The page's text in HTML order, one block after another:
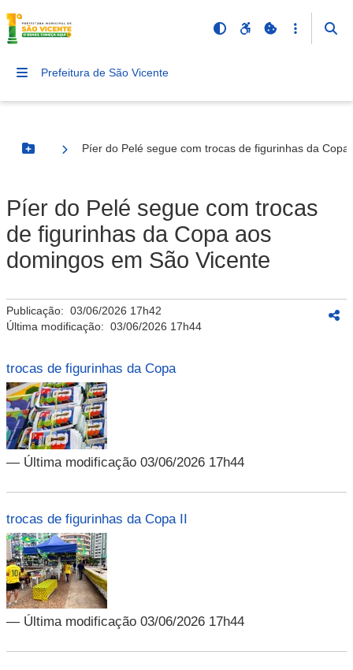
Prefeitura de São Vicente
Botão Menu
Píer do Pelé segue com trocas de figurinhas da
Píer do Pelé segue com trocas
de figurinhas da Copa aos
domingos em São Vicente
Publicação: 03/06/2026 17h42
Última modificação: 03/06/2026 17h44
trocas de figurinhas da Copa
— Última modificação 03/06/2026 17h44
trocas de figurinhas da Copa II
— Última modificação 03/06/2026 17h44